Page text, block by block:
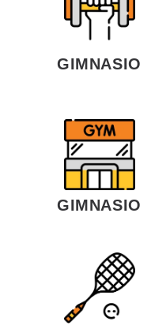
GIMNASIO
GIMNASIO